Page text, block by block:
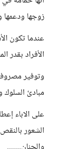
زوجها
عندما تكون
الأفراد بقدر
وتوفير
مبادئ السلوك
على الاباء
الشعور